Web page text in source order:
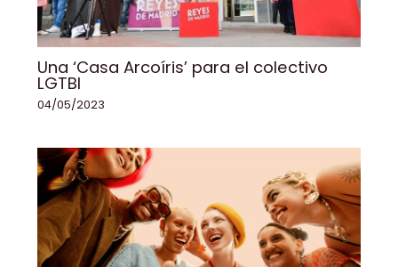
Una ‘Casa Arcoíris’ para el colectivo
LGTBI
04/05/2023